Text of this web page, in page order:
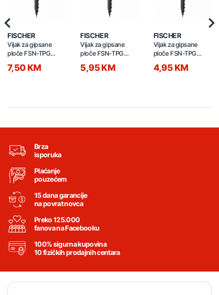
FISCHER
Vijak za gipsane
ploče FSN-TPG
665087
7,50 KM
FISCHER
Vijak za gipsane
ploče FSN-TPG
665101
5,95 KM
FISCHER
Vijak za gipsane
ploče FSN-TPG
665084
4,95 KM
Previous
Brza
isporuka
Plaćanje
pouzećem
15 dana garancije
na povrat novca
Preko 125.000
fanova na Facebooku
100% sigurna kupovina
10 fizičkih prodajnih centara